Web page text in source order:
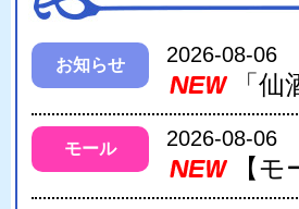
お知らせ 2026-08-06
モール 2026-08-06